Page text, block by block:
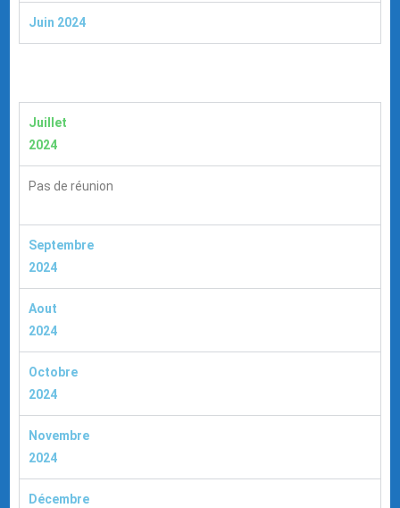
Juin 2024
Juillet
2024
Pas de réunion
Septembre
2024
Aout
2024
Octobre
2024
Novembre
2024
Décembre